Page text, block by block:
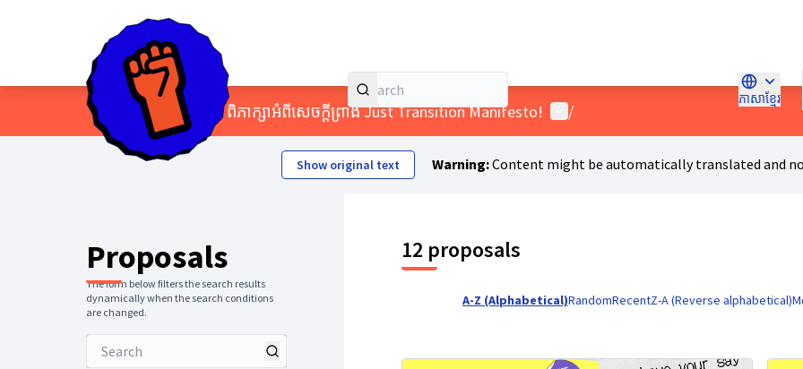
ភាសាខ្មែរ
Choose
Home Main menu
/ Themes ពិភាក្សាអំពីសេចក្តីព្រាង Just Transition Manifesto! User menu
/
Show original text Warning:Content might be automatically translated and
Proposals
The form below filters the search results
dynamically when the search conditions
are changed.
12 proposals
A-Z (Alphabetical)RandomRecentZ-A (Reverse alphabetical)